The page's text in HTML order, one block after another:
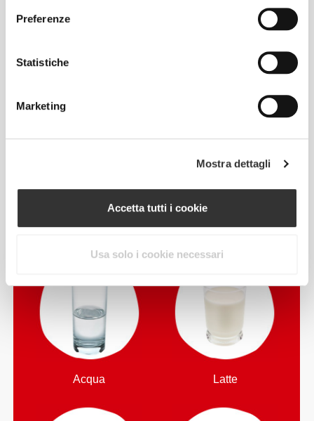
Preferenze
Statistiche
Marketing
Mostra dettagli
Accetta tutti i cookie
Usa solo i cookie necessari
Mescola la Farina di
riso istantanea Prozis
con:
Acqua Latte